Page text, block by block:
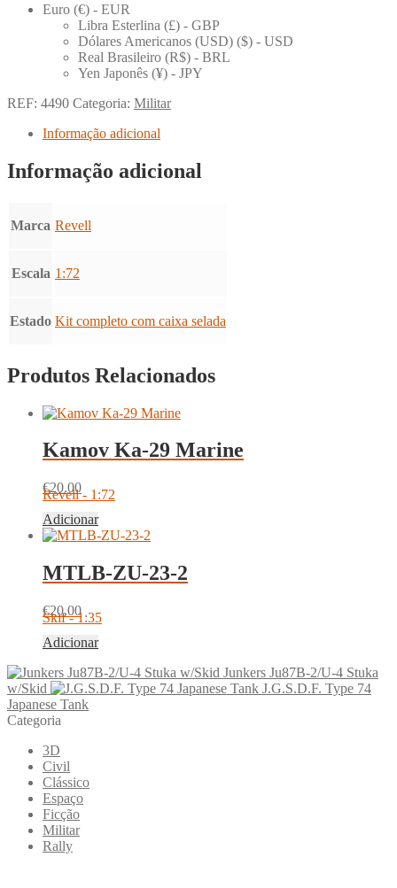
Euro (€) - EUR
Libra Esterlina (£) - GBP
Dólares Americanos (USD) ($) - USD
Real Brasileiro (R$) - BRL
Yen Japonês (¥) - JPY
REF: 4490 Categoria: Militar
Informação adicional
Informação adicional
Marca Revell
Escala 1:72
Estado Kit completo com caixa selada
Produtos Relacionados
Kamov Ka-29 Marine
€20.00
Revell - 1:72
Adicionar
MTLB-ZU-23-2
€20.00
Skif - 1:35
Adicionar
Junkers Ju87B-2/U-4 Stuka
w/Skid
J.G.S.D.F. Type 74
Japanese Tank
Categoria
3D
Civil
Clássico
Espaço
Ficção
Militar
Rally